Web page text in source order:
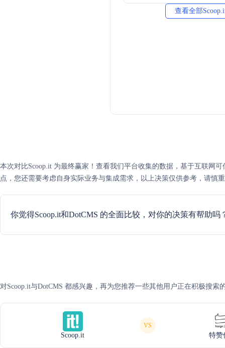
查看全部
本次对比Scoop.it 为最终赢家！查看我们平台收集的数据，基于互联网
点，您还需要考虑自身实际业务与集成需求，以上决策仅供参考，请慎
你觉得Scoop.it和DotCMS 的全面比较，对你的决策有帮助吗
对Scoop.it与DotCMS 都感兴趣，再为您推荐一些其他用户正在积极搜索
Scoop.it
VS
特赞